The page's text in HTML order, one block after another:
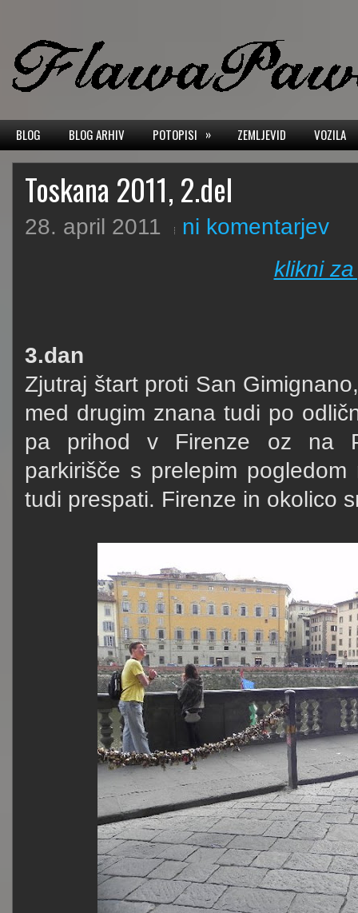
BLOG BLOG ARHIV POTOPISI » ZEMLJEVID VOZILA
Toskana 2011, 2.del
28. april 2011
ni komentarjev
klikni
3.dan
Zjutraj štart proti San
med drugim znana tudi po
pa prihod v Firenze oz na
parkirišče s prelepim
tudi prespati. Firenze in okolico